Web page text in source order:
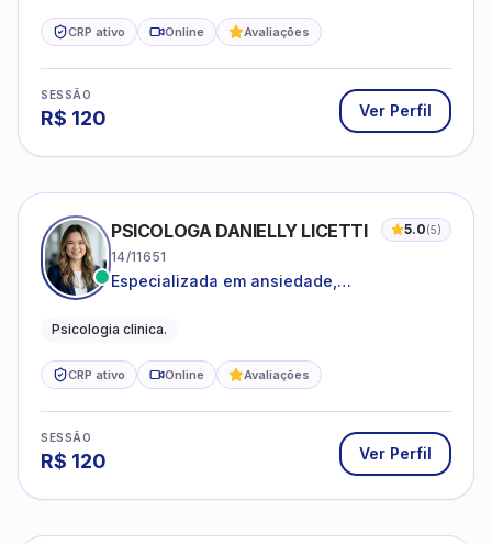
CRP ativo Online Avaliações
SESSÃO
R$ 120 Ver Perfil
PSICOLOGA DANIELLY LICETTI 5.0(5)
14/11651
Especializada em ansiedade,
Psicologia clinica.
CRP ativo Online Avaliações
SESSÃO
R$ 120 Ver Perfil